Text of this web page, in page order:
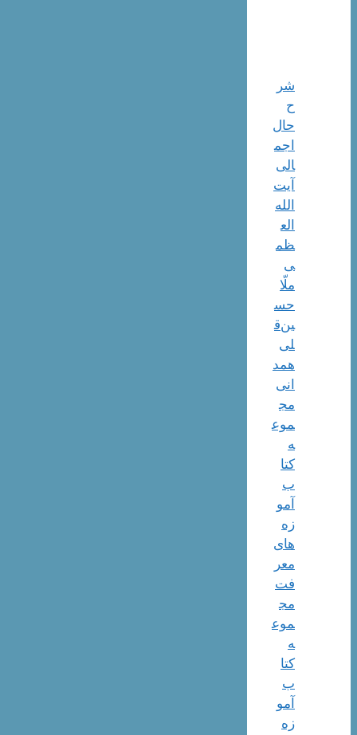
شر
ح
حال
اجم
الی
آیت‌
الله‌
الع
ظم
ی
ملّا
حس
ین‌ق
لی
همد
انی
مج
موع
ه
کتا
ب
آمو
زه
های
معر
فت
مج
موع
ه
کتا
ب
آمو
زه